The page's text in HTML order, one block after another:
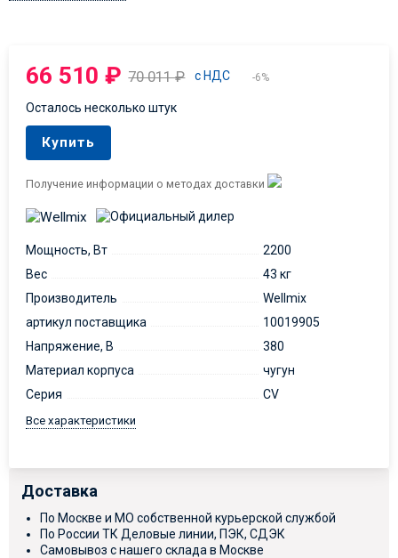
66 510₽ 70 011₽ с НДС -6%
Осталось несколько штук
Купить
Получение информации о методах доставки
Мощность, Вт
2200
Вес
43 кг
Производитель
Wellmix
артикул поставщика
10019905
Напряжение, В
380
Материал корпуса
чугун
Серия
CV
Все характеристики
Доставка
По Москве и МО собственной курьерской службой
По России ТК Деловые линии, ПЭК, СДЭК
Самовывоз с нашего склада в Москве